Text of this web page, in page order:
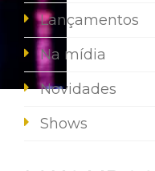
Lançamentos
Na mídia
Novidades
Shows